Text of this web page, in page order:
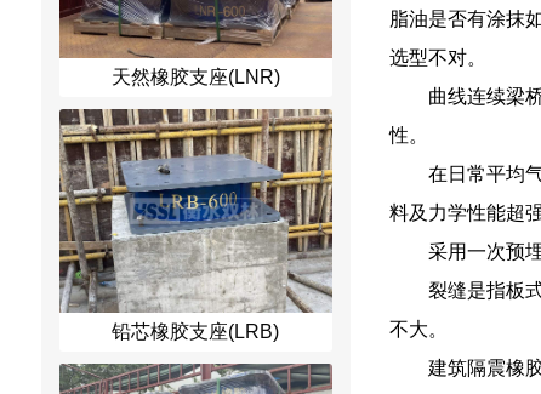
天然橡胶支座(LNR)
铅芯橡胶支座(LRB)
脂油是否有涂抹
选型不对。
曲线连续梁
性。
在日常平均
料及力学性能超
采用一次预
裂缝是指板
不大。
建筑隔震橡